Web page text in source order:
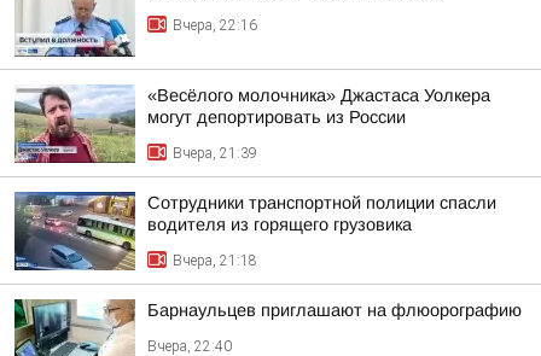
Вчера, 22:16
«Весёлого молочника» Джастаса Уолкера
могут депортировать из России
Вчера, 21:39
Сотрудники транспортной полиции спасли
водителя из горящего грузовика
Вчера, 21:18
Барнаульцев приглашают на флюорографию
Вчера, 22:40